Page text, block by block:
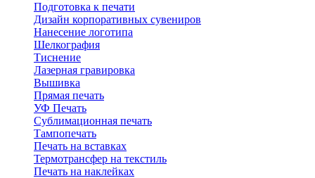
Подготовка к печати
Дизайн корпоративных сувениров
Нанесение логотипа
Шелкография
Тиснение
Лазерная гравировка
Вышивка
Прямая печать
УФ Печать
Сублимационная печать
Тампопечать
Печать на вставках
Термотрансфер на текстиль
Печать на наклейках